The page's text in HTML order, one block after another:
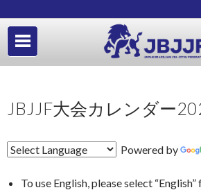
JBJJF大会カレンダー
Powered by
To use English, please select